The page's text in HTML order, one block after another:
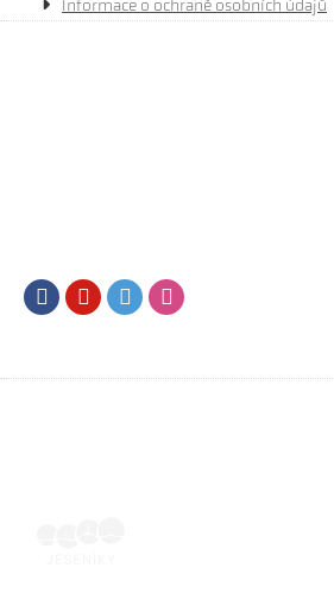
Informace o ochraně osobních údajů
FacebookYoutubeTwitter